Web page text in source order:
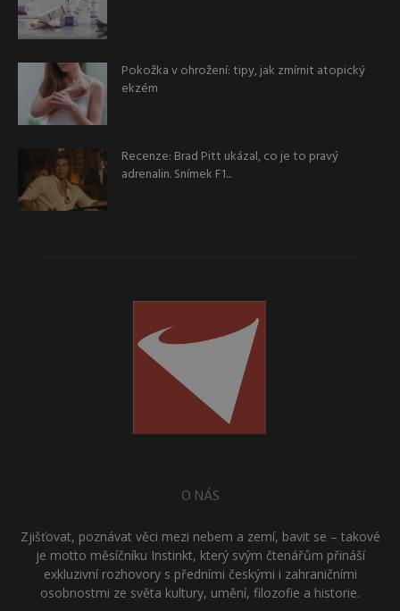
Pokožka v ohrožení: tipy, jak zmírnit atopický
ekzém
Recenze: Brad Pitt ukázal, co je to pravý
adrenalin. Snímek F1...
O NÁS
Zjišťovat, poznávat věci mezi nebem a zemí, bavit se – takové
je motto měsíčníku Instinkt, který svým čtenářům přináší
exkluzivní rozhovory s předními českými i zahraničními
osobnostmi ze světa kultury, umění, filozofie a historie.